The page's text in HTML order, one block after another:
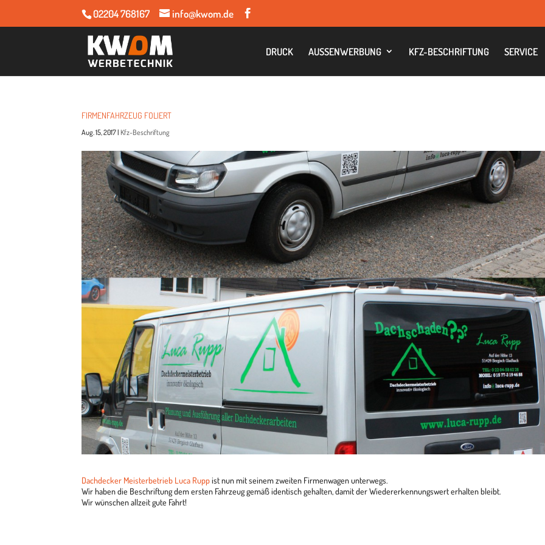
02204 768167 info@kwom.de
DRUCK AUS­SEN­WER­BUNG KFZ-BESCHRIF­TUNG SER­VICE
FIR­MEN­FAHR­ZEUG FOLIERT
Aug. 15, 2017| Kfz-Beschriftung
Dach­de­cker Meis­ter­be­trieb Luca Ruppist nun mit sei­nem zwei­ten Fir­men­wa­gen unterwegs.
Wir haben die Beschrif­tung dem ers­ten Fahr­zeug gemäß iden­tisch gehal­ten, damit der Wie­der­erken­nungs­wert erhal­ten bleibt.
Wir wün­schen all­zeit gute Fahrt!